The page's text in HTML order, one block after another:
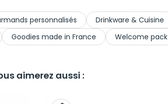
personnalisés Drinkware & Cuisine
Goodies made in France Welcome pack
aimerez aussi :